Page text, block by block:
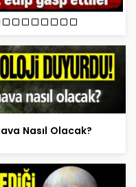
Nasıl Olacak?